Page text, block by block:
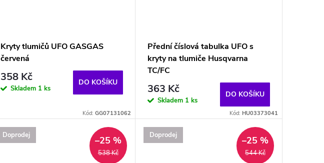
Kryty tlumičů UFO GASGAS
červená
358 Kč
Skladem 1 ks
DO KOŠÍKU
Kód: GG07131062
Přední číslová tabulka UFO s
kryty na tlumiče Husqvarna
TC/FC
363 Kč
Skladem 1 ks
DO KOŠÍKU
Kód: HU03373041
Doprodej
538 Kč
–25 % Doprodej
544 Kč
–25 %